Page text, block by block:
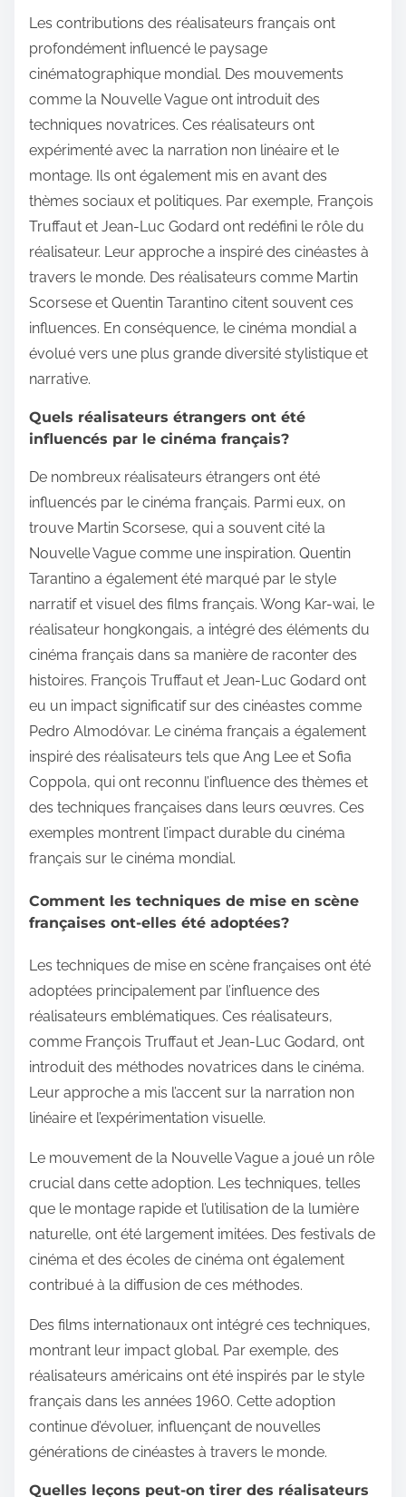
Les contributions des réalisateurs français ont
profondément influencé le paysage
cinématographique mondial. Des mouvements
comme la Nouvelle Vague ont introduit des
techniques novatrices. Ces réalisateurs ont
expérimenté avec la narration non linéaire et le
montage. Ils ont également mis en avant des
thèmes sociaux et politiques. Par exemple, François
Truffaut et Jean-Luc Godard ont redéfini le rôle du
réalisateur. Leur approche a inspiré des cinéastes à
travers le monde. Des réalisateurs comme Martin
Scorsese et Quentin Tarantino citent souvent ces
influences. En conséquence, le cinéma mondial a
évolué vers une plus grande diversité stylistique et
narrative.
Quels réalisateurs étrangers ont été
influencés par le cinéma français?
De nombreux réalisateurs étrangers ont été
influencés par le cinéma français. Parmi eux, on
trouve Martin Scorsese, qui a souvent cité la
Nouvelle Vague comme une inspiration. Quentin
Tarantino a également été marqué par le style
narratif et visuel des films français. Wong Kar-wai, le
réalisateur hongkongais, a intégré des éléments du
cinéma français dans sa manière de raconter des
histoires. François Truffaut et Jean-Luc Godard ont
eu un impact significatif sur des cinéastes comme
Pedro Almodóvar. Le cinéma français a également
inspiré des réalisateurs tels que Ang Lee et Sofia
Coppola, qui ont reconnu l’influence des thèmes et
des techniques françaises dans leurs œuvres. Ces
exemples montrent l’impact durable du cinéma
français sur le cinéma mondial.
Comment les techniques de mise en scène
françaises ont-elles été adoptées?
Les techniques de mise en scène françaises ont été
adoptées principalement par l’influence des
réalisateurs emblématiques. Ces réalisateurs,
comme François Truffaut et Jean-Luc Godard, ont
introduit des méthodes novatrices dans le cinéma.
Leur approche a mis l’accent sur la narration non
linéaire et l’expérimentation visuelle.
Le mouvement de la Nouvelle Vague a joué un rôle
crucial dans cette adoption. Les techniques, telles
que le montage rapide et l’utilisation de la lumière
naturelle, ont été largement imitées. Des festivals de
cinéma et des écoles de cinéma ont également
contribué à la diffusion de ces méthodes.
Des films internationaux ont intégré ces techniques,
montrant leur impact global. Par exemple, des
réalisateurs américains ont été inspirés par le style
français dans les années 1960. Cette adoption
continue d’évoluer, influençant de nouvelles
générations de cinéastes à travers le monde.
Quelles leçons peut-on tirer des réalisateurs